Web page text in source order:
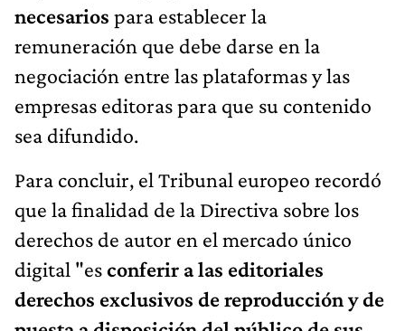
necesarios para establecer la
remuneración que debe darse en la
negociación entre las plataformas y las
empresas editoras para que su contenido
sea difundido.
Para concluir, el Tribunal europeo recordó
que la finalidad de la Directiva sobre los
derechos de autor en el mercado único
digital "esconferir a las editoriales
derechos exclusivos de reproducción y de